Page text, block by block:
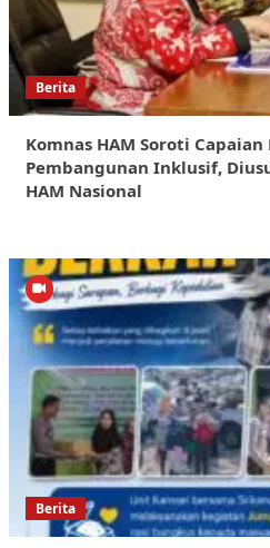
Berita
Komnas HAM Soroti
Pembangunan Inklusif,
HAM Nasional
Berita